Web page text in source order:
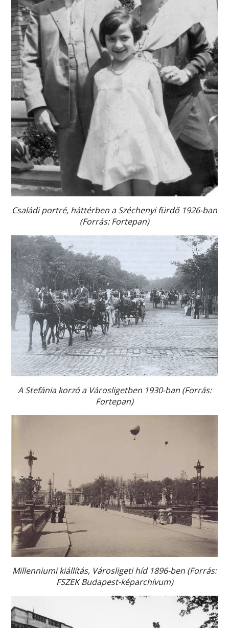
Családi portré, háttérben a Széchenyi fürdő 1926-ban
(Forrás: Fortepan)
A Stefánia korzó a Városligetben 1930-ban (Forrás:
Fortepan)
Millenniumi kiállítás, Városligeti híd 1896-ben (Forrás:
FSZEK Budapest-képarchívum)